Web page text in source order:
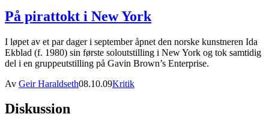
På pirattokt i New York
I løpet av et par dager i september åpnet den norske kunstneren Ida
Ekblad (f. 1980) sin første soloutstilling i New York og tok samtidig
del i en gruppeutstilling på Gavin Brown’s Enterprise.
Av Geir Haraldseth08.10.09Kritik
Diskussion